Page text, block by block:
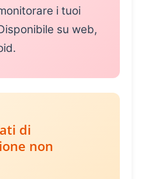
i tuoi
su web,
di
non